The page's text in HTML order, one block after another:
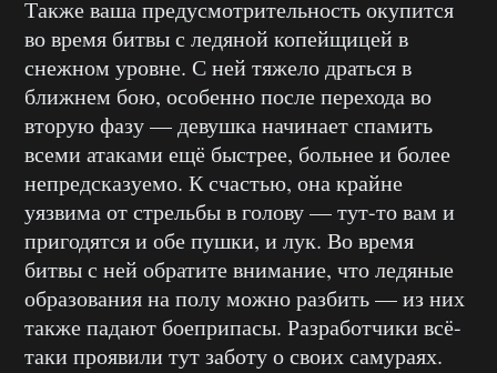
Также ваша предусмотрительность окупится
во время битвы с ледяной копейщицей в
снежном уровне. С ней тяжело драться в
ближнем бою, особенно после перехода во
вторую фазу — девушка начинает спамить
всеми атаками ещё быстрее, больнее и более
непредсказуемо. К счастью, она крайне
уязвима от стрельбы в голову — тут-то вам и
пригодятся и обе пушки, и лук. Во время
битвы с ней обратите внимание, что ледяные
образования на полу можно разбить — из них
также падают боеприпасы. Разработчики всё-
таки проявили тут заботу о своих самураях.